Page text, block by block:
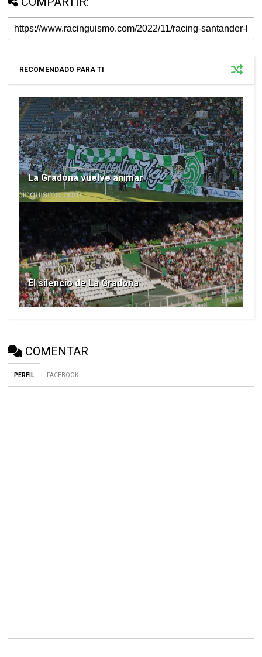
RECOMENDADO PARA TI
La Gradona vuelve animar
El silencio de La Gradona
COMENTAR
PERFIL FACEBOOK